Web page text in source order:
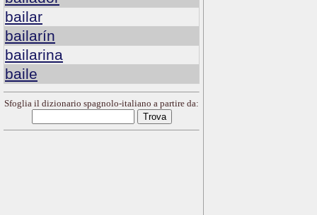
bailar
bailarín
bailarina
baile
Sfoglia il dizionario spagnolo-italiano a partire da: